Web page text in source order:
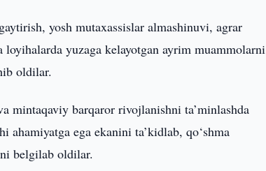
yosh mutaxassislar almashinuvi, agrar
yuzaga kelayotgan ayrim muammolarni
oldilar.
mintaqaviy barqaror rivojlanishni ta’minlashda
ega ekanini ta’kidlab, qo‘shma
belgilab oldilar.